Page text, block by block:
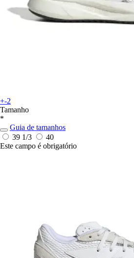
+-2
Tamanho
*
Guia de tamanhos
39 1/3
40
Este campo é obrigatório